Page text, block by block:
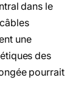
dans le
une
des
pourrait